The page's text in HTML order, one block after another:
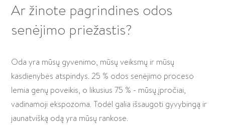
Ar žinote pagrindines odos
senėjimo priežastis?
Oda yra mūsų gyvenimo, mūsų veiksmų ir mūsų
kasdienybės atspindys. 25 % odos senėjimo proceso
lemia genų poveikis, o likusius 75 % - mūsų įpročiai,
vadinamoji ekspozoma. Todėl galia išsaugoti gyvybingą ir
jaunatvišką odą yra mūsų rankose.